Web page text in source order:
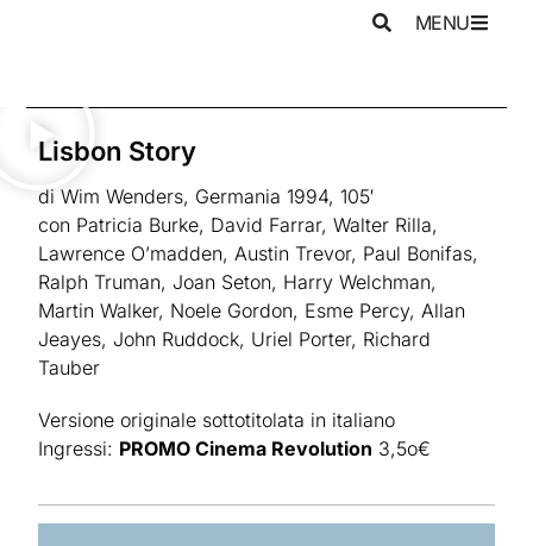
MENU
Lisbon Story
di Wim Wenders, Germania 1994, 105′
con Patricia Burke, David Farrar, Walter Rilla,
Lawrence O’madden, Austin Trevor, Paul Bonifas,
Ralph Truman, Joan Seton, Harry Welchman,
Martin Walker, Noele Gordon, Esme Percy, Allan
Jeayes, John Ruddock, Uriel Porter, Richard
Tauber
Versione originale sottotitolata in italiano
Ingressi: PROMO Cinema Revolution 3,5o€